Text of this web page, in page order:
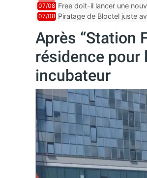
des promos et des
07/08 Free doit-il lancer une
07/08 Piratage de Bloctel juste
Après “Station
résidence pour
incubateur